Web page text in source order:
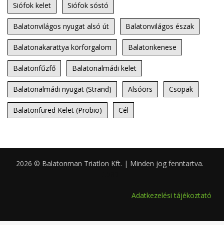
Siófok kelet Siófok sóstó
Balatonvilágos nyugat alsó út Balatonvilágos észak
Balatonakarattya körforgalom Balatonkenese
Balatonfűzfő Balatonalmádi kelet
Balatonalmádi nyugat (Strand) Alsóörs Csopak
Balatonfüred Kelet (Probio) Cél
2026 © Balatonman Triatlon Kft. | Minden jog fenntartva.
Adatkezelési tájékoztató